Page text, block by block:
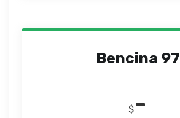
Bencina 97
$-